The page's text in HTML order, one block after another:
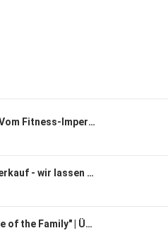
Marina für mehr Weiblichkeit:
sie euch schenken)
#48 Julian Zietlow: Vom Fitness-Imperium zur spirituellen Wildnis
#47 Frau Herz Ausverkauf - wir lassen alles los! Unternehmer Talk mit meinem Mann Sascha
#46 "First Millionaire of the Family" | Über Identität & Geld mit Jackie Sharon Tamblyn